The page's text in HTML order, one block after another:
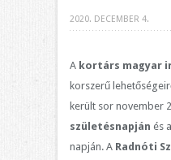
2020. DECEMBER 4.
Akortárs magyar
korszerű
került sor november
születésnapján és a
napján. ARadnóti